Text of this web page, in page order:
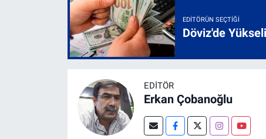
EDITÖRÜN SEÇTIĞI
Döviz'de
EDITÖR
Erkan Çobanoğlu